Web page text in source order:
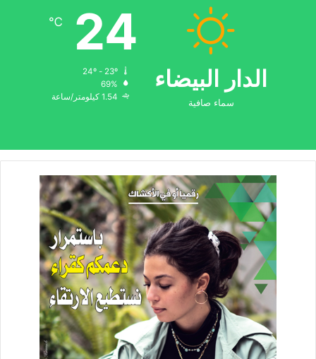
الدار البيضاء
سماء صافية
24
℃
69%
1.54 كيلومتر/ساعة